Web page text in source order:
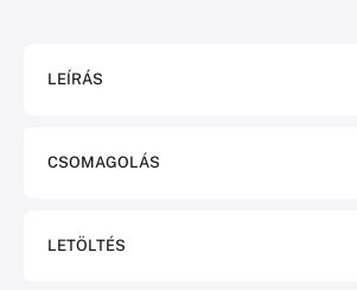
LEÍRÁS
CSOMAGOLÁS
LETÖLTÉS